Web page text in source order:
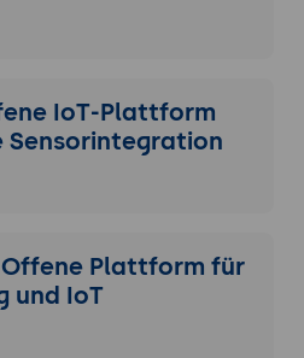
IoT-Plattform
Sensorintegration
Offene Plattform für
und IoT